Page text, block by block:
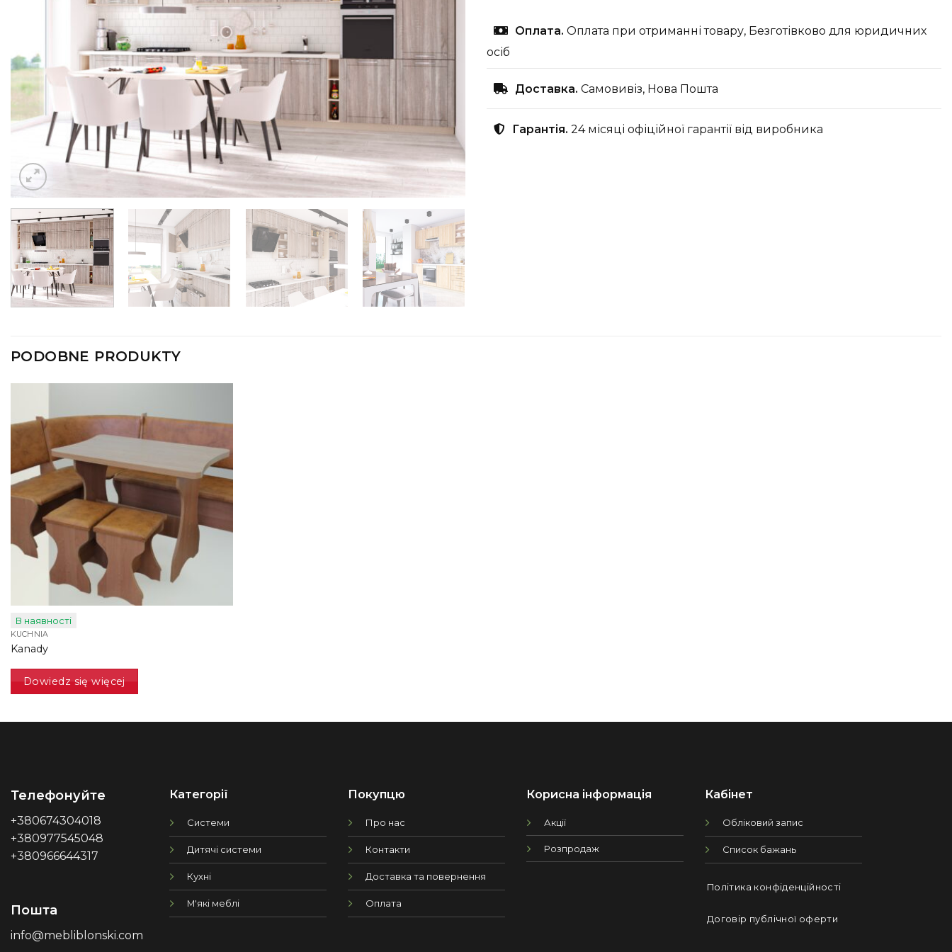
Оплата. Оплата при отриманні товару, Безготівково для юридичних
осіб
Доставка. Самовивіз, Нова Пошта
Гарантія. 24 місяці офіційної гарантії від виробника
PODOBNE PRODUKTY
В наявності
KUCHNIA
Kanady
Dowiedz się więcej
Телефонуйте
+380674304018
+380977545048
+380966644317
Пошта
info@mebliblonski.com
Категорії
Системи
Дитячі системи
Кухні
М'які меблі
Покупцю
Про нас
Контакти
Доставка та повернення
Оплата
Корисна інформація
Акції
Розпродаж
Кабінет
Обліковий запис
Список бажань
Політика конфіденційності
Договір публічної оферти